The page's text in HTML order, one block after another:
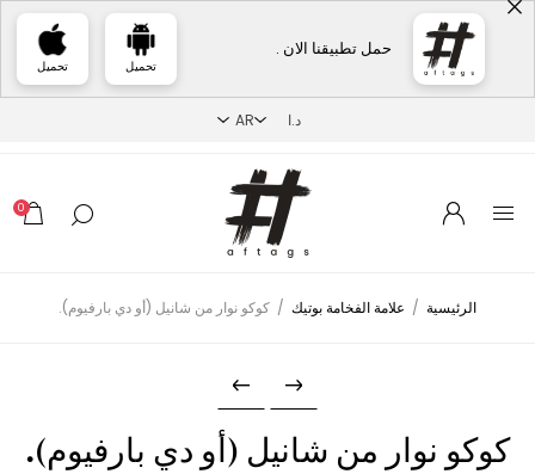
حمل تطبيقنا الان .
تحميل تحميل
0
الرئيسية / علامة الفخامة بوتيك / كوكو نوار من شانيل (أو دي بارفيوم).
كوكو نوار من شانيل (أو دي بارفيوم).